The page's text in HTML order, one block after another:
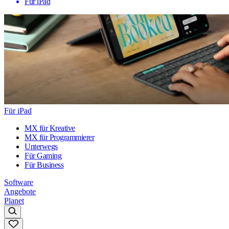
Für iPad
MX für Kreative
MX für Programmierer
Unterwegs
Für Gaming
Für Business
Software
Angebote
Planet